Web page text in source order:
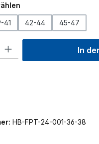
auswählen
41 42-44 45-47
Gib den gewünschten
In
HB-FPT-24-001-36-38